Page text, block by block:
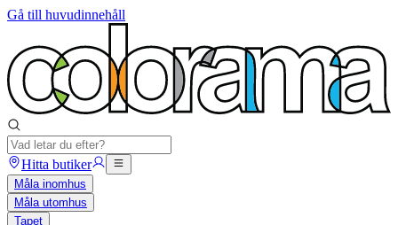
Gå till huvudinnehåll
Hitta butiker
Måla inomhus
Måla utomhus
Tapet